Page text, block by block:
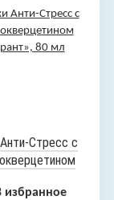
Стресс с
избранное